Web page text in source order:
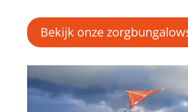
Bekijk onze